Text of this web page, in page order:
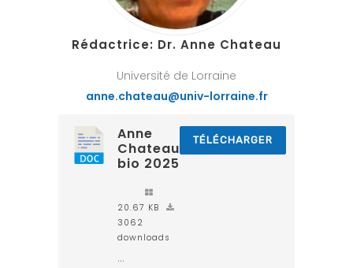
Rédactrice: Dr. Anne Chateau
Université de Lorraine
anne.chateau@univ-lorraine.fr
Anne
Chateau
bio 2025
20.67 KB
3062
downloads
...
TÉLÉCHARGER